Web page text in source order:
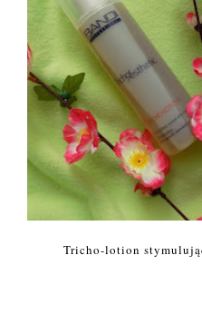
Tricho-lotion